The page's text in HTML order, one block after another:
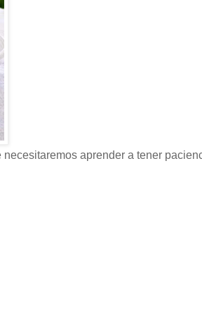
aprender a tener